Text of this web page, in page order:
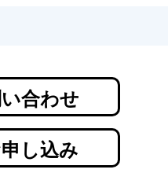
合わせ
し込み